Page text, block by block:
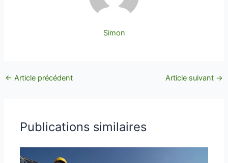
Simon
← Article précédent Article suivant →
Publications similaires